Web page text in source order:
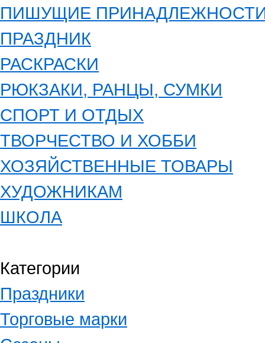
ПИШУЩИЕ
ПРАЗДНИК
РАСКРАСКИ
РЮКЗАКИ, РАНЦЫ, СУМКИ
СПОРТ И ОТДЫХ
ТВОРЧЕСТВО И ХОББИ
ХОЗЯЙСТВЕННЫЕ ТОВАРЫ
ХУДОЖНИКАМ
ШКОЛА
Категории
Праздники
Торговые марки